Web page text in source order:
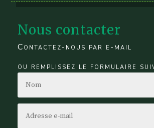
Nous contacter
Contactez-nous par e-mail
ou remplissez le formulaire